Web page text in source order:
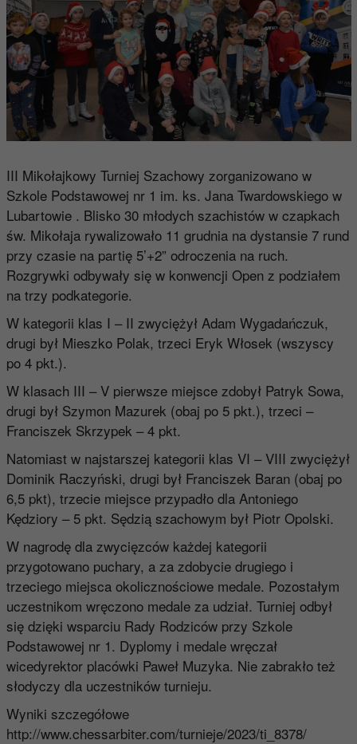
III Mikołajkowy Turniej Szachowy zorganizowano w
Szkole Podstawowej nr 1 im. ks. Jana Twardowskiego w
Lubartowie . Blisko 30 młodych szachistów w czapkach
św. Mikołaja rywalizowało 11 grudnia na dystansie 7 rund
przy czasie na partię 5’+2” odroczenia na ruch.
Rozgrywki odbywały się w konwencji Open z podziałem
na trzy podkategorie.
W kategorii klas I – II zwyciężył Adam Wygadańczuk,
drugi był Mieszko Polak, trzeci Eryk Włosek (wszyscy
po 4 pkt.).
W klasach III – V pierwsze miejsce zdobył Patryk Sowa,
drugi był Szymon Mazurek (obaj po 5 pkt.), trzeci –
Franciszek Skrzypek – 4 pkt.
Natomiast w najstarszej kategorii klas VI – VIII zwyciężył
Dominik Raczyński, drugi był Franciszek Baran (obaj po
6,5 pkt), trzecie miejsce przypadło dla Antoniego
Kędziory – 5 pkt. Sędzią szachowym był Piotr Opolski.
W nagrodę dla zwycięzców każdej kategorii
przygotowano puchary, a za zdobycie drugiego i
trzeciego miejsca okolicznościowe medale. Pozostałym
uczestnikom wręczono medale za udział. Turniej odbył
się dzięki wsparciu Rady Rodziców przy Szkole
Podstawowej nr 1. Dyplomy i medale wręczał
wicedyrektor placówki Paweł Muzyka. Nie zabrakło też
słodyczy dla uczestników turnieju.
Wyniki szczegółowe
http://www.chessarbiter.com/turnieje/2023/ti_8378/